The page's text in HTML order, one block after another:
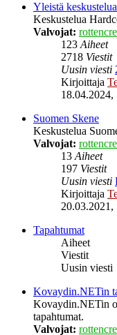
Yleistä keskustelua
Keskustelua
Valvojat:
123Aiheet
2718 Viestit
Uusin viesti
Kirjoittaja
18.04.2024,
Suomen Skene
Keskustelua
Valvojat:
13Aiheet
197 Viestit
Uusin viesti
Kirjoittaja
20.03.2021,
Tapahtumat
Aiheet
Viestit
Uusin viesti
Kovaydin.NETin
Kovaydin.NETin
tapahtumat.
Valvojat: